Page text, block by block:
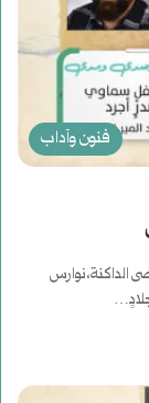
فنون وآداب
الداكنة،نوارس